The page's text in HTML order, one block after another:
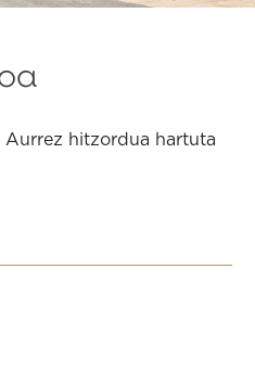
hitzordua hartuta